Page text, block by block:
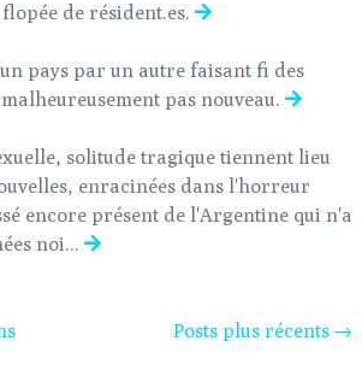
de résident.es.
pays par un autre faisant fi des
pas nouveau.
solitude tragique tiennent lieu
enracinées dans l'horreur
encore présent de l'Argentine qui n'a
noi...
Posts plus récents →